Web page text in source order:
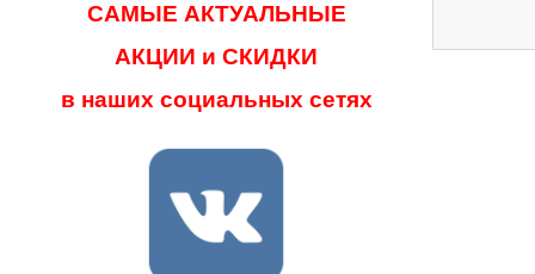
САМЫЕ АКТУАЛЬНЫЕ
АКЦИИ и СКИДКИ
в наших социальных сетях